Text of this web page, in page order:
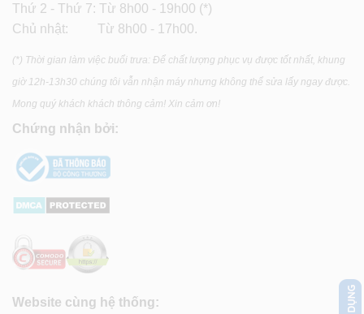
Thứ 2 - Thứ 7: Từ 8h00 - 19h00 (*)
Chủ nhật: Từ 8h00 - 17h00.
(*) Thời gian làm việc buổi trưa: Để chất lượng phục vụ được tốt nhất, khung
giờ 12h-13h30 chúng tôi vẫn nhận máy nhưng không thể sửa lấy ngay được.
Mong quý khách khách thông cảm! Xin cảm ơn!
Chứng nhận bởi:
Website cùng hệ thống: